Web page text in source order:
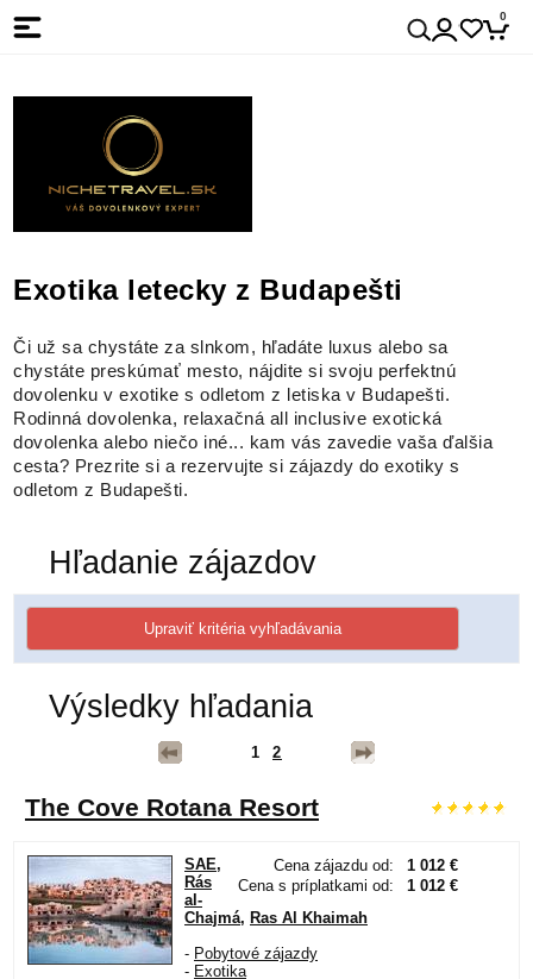
0
Exotika letecky z Budapešti
Či už sa chystáte za slnkom, hľadáte luxus alebo sa
chystáte preskúmať mesto, nájdite si svoju perfektnú
dovolenku v exotike s odletom z letiska v Budapešti.
Rodinná dovolenka, relaxačná all inclusive exotická
dovolenka alebo niečo iné... kam vás zavedie vaša ďalšia
cesta? Prezrite si a rezervujte si zájazdy do exotiky s
odletom z Budapešti.